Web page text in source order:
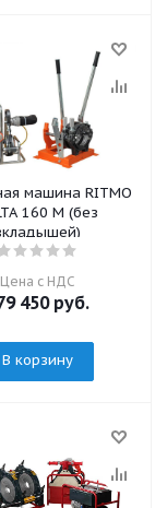
машина RITMO
160 M (без
Цена с НДС
450руб.
В корзину